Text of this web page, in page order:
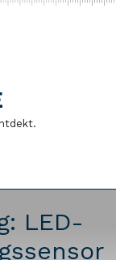
LED-